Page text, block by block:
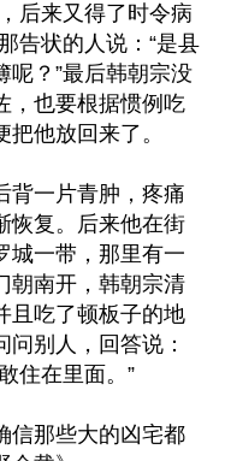
后来又得了时令病
告状的人说：“是县
呢？”最后韩朝宗没
，也要根据惯例吃
他放回来了。
背一片青肿，疼痛
恢复。后来他在街
城一带，那里有一
朝南开，韩朝宗清
且吃了顿板子的地
别人，回答说：
住在里面。”
信那些大的凶宅都